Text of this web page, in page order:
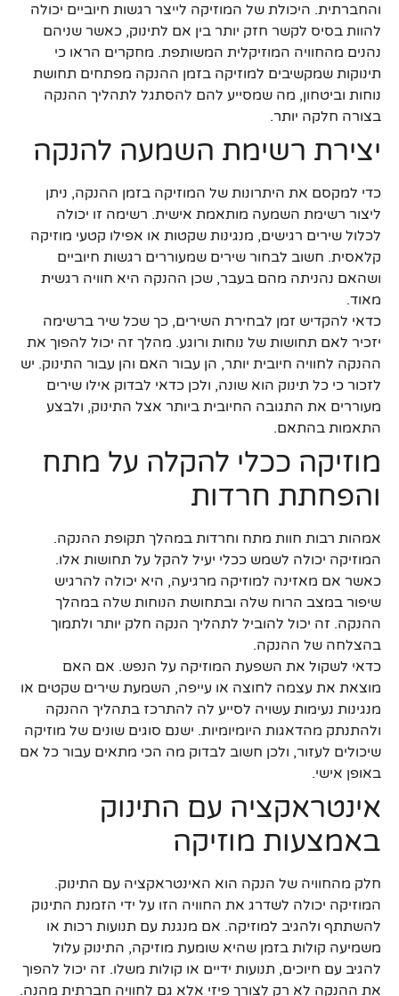
והחברתית. היכולת של המוזיקה לייצר רגשות חיוביים יכולה
להוות בסיס לקשר חזק יותר בין אם לתינוק, כאשר שניהם
נהנים מהחוויה המוזיקלית המשותפת. מחקרים הראו כי
תינוקות שמקשיבים למוזיקה בזמן ההנקה מפתחים תחושת
נוחות וביטחון, מה שמסייע להם להסתגל לתהליך ההנקה
בצורה חלקה יותר.
יצירת רשימת השמעה להנקה
כדי למקסם את היתרונות של המוזיקה בזמן ההנקה, ניתן
ליצור רשימת השמעה מותאמת אישית. רשימה זו יכולה
לכלול שירים רגישים, מנגינות שקטות או אפילו קטעי מוזיקה
קלאסית. חשוב לבחור שירים שמעוררים רגשות חיוביים
ושהאם נהניתה מהם בעבר, שכן ההנקה היא חוויה רגשית
מאוד.
כדאי להקדיש זמן לבחירת השירים, כך שכל שיר ברשימה
יזכיר לאם תחושות של נוחות ורוגע. מהלך זה יכול להפוך את
ההנקה לחוויה חיובית יותר, הן עבור האם והן עבור התינוק. יש
לזכור כי כל תינוק הוא שונה, ולכן כדאי לבדוק אילו שירים
מעוררים את התגובה החיובית ביותר אצל התינוק, ולבצע
התאמות בהתאם.
מוזיקה ככלי להקלה על מתח
והפחתת חרדות
אמהות רבות חוות מתח וחרדות במהלך תקופת ההנקה.
המוזיקה יכולה לשמש ככלי יעיל להקל על תחושות אלו.
כאשר אם מאזינה למוזיקה מרגיעה, היא יכולה להרגיש
שיפור במצב הרוח שלה ובתחושת הנוחות שלה במהלך
ההנקה. זה יכול להוביל לתהליך הנקה חלק יותר ולתמוך
בהצלחה של ההנקה.
כדאי לשקול את השפעת המוזיקה על הנפש. אם האם
מוצאת את עצמה לחוצה או עייפה, השמעת שירים שקטים או
מנגינות נעימות עשויה לסייע לה להתרכז בתהליך ההנקה
ולהתנתק מהדאגות היומיומיות. ישנם סוגים שונים של מוזיקה
שיכולים לעזור, ולכן חשוב לבדוק מה הכי מתאים עבור כל אם
באופן אישי.
אינטראקציה עם התינוק
באמצעות מוזיקה
חלק מהחוויה של הנקה הוא האינטראקציה עם התינוק.
המוזיקה יכולה לשדרג את החוויה הזו על ידי הזמנת התינוק
להשתתף ולהגיב למוזיקה. אם מנגנת עם תנועות רכות או
משמיעה קולות בזמן שהיא שומעת מוזיקה, התינוק עלול
להגיב עם חיוכים, תנועות ידיים או קולות משלו. זה יכול להפוך
את ההנקה לא רק לצורך פיזי אלא גם לחוויה חברתית מהנה.